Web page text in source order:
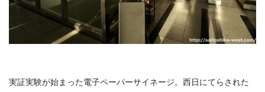
実証実験が始まった電子ペーパーサイネージ。西日にてらされた